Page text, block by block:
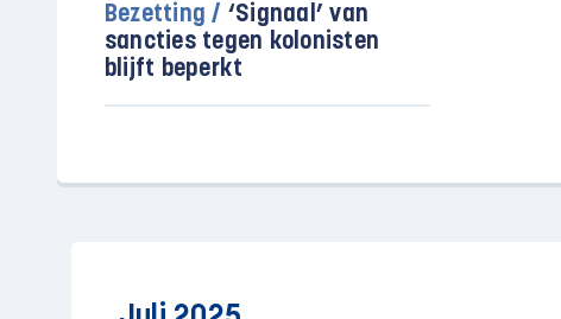
Bezetting / ‘Signaal’ van
sancties tegen kolonisten
blijft beperkt